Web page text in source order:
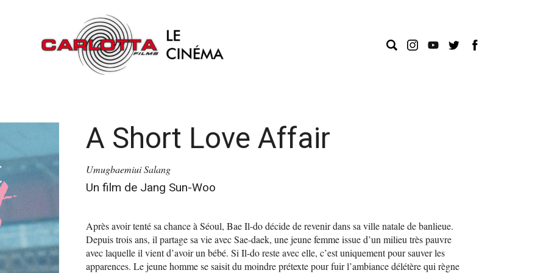
A Short Love Affair
Umugbaemiui Salang
Un film de Jang Sun-Woo
Après avoir tenté sa chance à Séoul, Bae Il-do décide de revenir dans sa ville natale de banlieue.
Depuis trois ans, il partage sa vie avec Sae-daek, une jeune femme issue d’un milieu très pauvre
avec laquelle il vient d’avoir un bébé. Si Il-do reste avec elle, c’est uniquement pour sauver les
apparences. Le jeune homme se saisit du moindre prétexte pour fuir l’ambiance délétère qui règne